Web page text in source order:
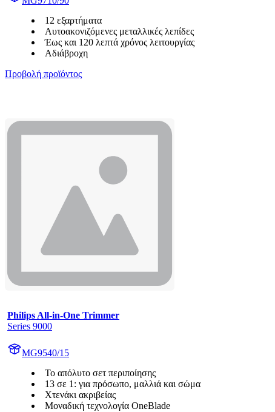
12 εξαρτήματα
Aυτοακονιζόμενες μεταλλικές λεπίδες
Έως και 120 λεπτά χρόνος λειτουργίας
Αδιάβροχη
Προβολή προϊόντος
Philips All-in-One Trimmer
Series 9000
MG9540/15
Το απόλυτο σετ περιποίησης
13 σε 1: για πρόσωπο, μαλλιά και σώμα
Χτενάκι ακριβείας
Μοναδική τεχνολογία OneBlade